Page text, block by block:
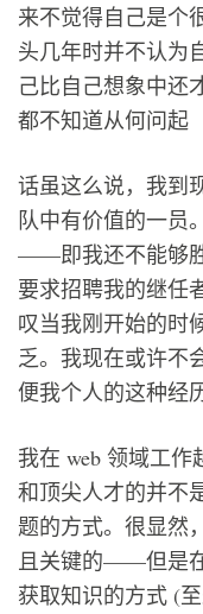
来不觉得自己是个
头几年时并不认为
己比自己想象中还
都不知道从何问起
话虽这么说，我到
队中有价值的一员
——即我还不能够
要求招聘我的继任
叹当我刚开始的时
乏。我现在或许不
便我个人的这种经
我在 web 领域工
和顶尖人才的并
题的方式。很显然
且关键的——但是
获取知识的方式 (